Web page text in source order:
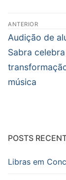
de
Post
ANTERIOR
Post
anterior:
Audição de
Sabra celebra
música
POSTS
Libras em